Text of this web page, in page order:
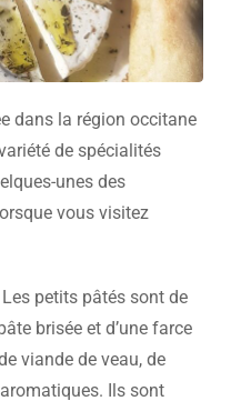
dans la région occitane
de spécialités
unes des
vous visitez
petits pâtés sont de
brisée et d’une farce
viande de veau, de
aromatiques. Ils sont